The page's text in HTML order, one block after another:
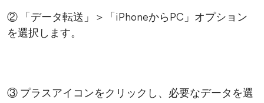
② 「データ転送」＞「iPhoneからPC」オプション
を選択します。
③ プラスアイコンをクリックし、必要なデータを選